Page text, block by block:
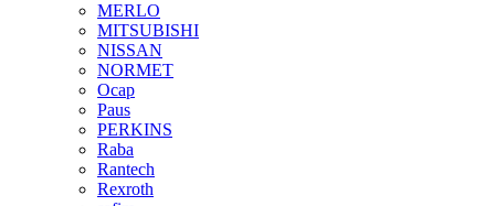
MERLO
MITSUBISHI
NISSAN
NORMET
Ocap
Paus
PERKINS
Raba
Rantech
Rexroth